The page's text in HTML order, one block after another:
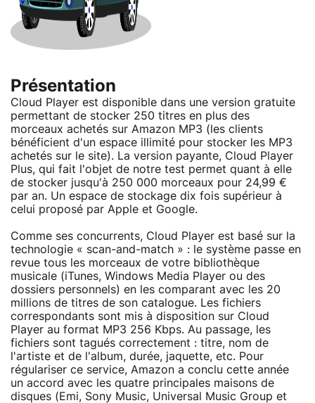
Présentation
Cloud Player est disponible dans une version gratuite
permettant de stocker 250 titres en plus des
morceaux achetés sur Amazon MP3 (les clients
bénéficient d'un espace illimité pour stocker les MP3
achetés sur le site). La version payante, Cloud Player
Plus, qui fait l'objet de notre test permet quant à elle
de stocker jusqu'à 250 000 morceaux pour 24,99 €
par an. Un espace de stockage dix fois supérieur à
celui proposé par Apple et Google.
Comme ses concurrents, Cloud Player est basé sur la
technologie « scan-and-match » : le système passe en
revue tous les morceaux de votre bibliothèque
musicale (iTunes, Windows Media Player ou des
dossiers personnels) en les comparant avec les 20
millions de titres de son catalogue. Les fichiers
correspondants sont mis à disposition sur Cloud
Player au format MP3 256 Kbps. Au passage, les
fichiers sont tagués correctement : titre, nom de
l'artiste et de l'album, durée, jaquette, etc. Pour
régulariser ce service, Amazon a conclu cette année
un accord avec les quatre principales maisons de
disques (Emi, Sony Music, Universal Music Group et